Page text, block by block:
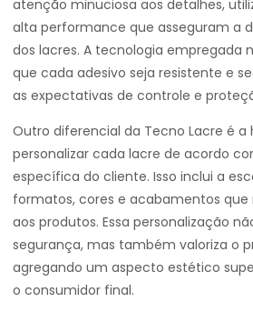
atenção minuciosa aos detalhes,
alta performance que asseguram a
dos lacres. A tecnologia empregada
que cada adesivo seja resistente e
as expectativas de controle e
Outro diferencial da Tecno Lacre é a
personalizar cada lacre de acordo
específica do cliente. Isso inclui a
formatos, cores e acabamentos
aos produtos. Essa personalização
segurança, mas também valoriza o
agregando um aspecto estético
o consumidor final.